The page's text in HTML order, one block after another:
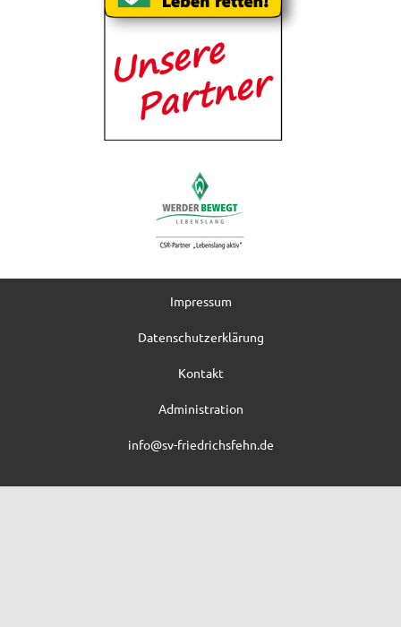
Impressum
Datenschutzerklärung
Kontakt
Administration
info@sv-friedrichsfehn.de